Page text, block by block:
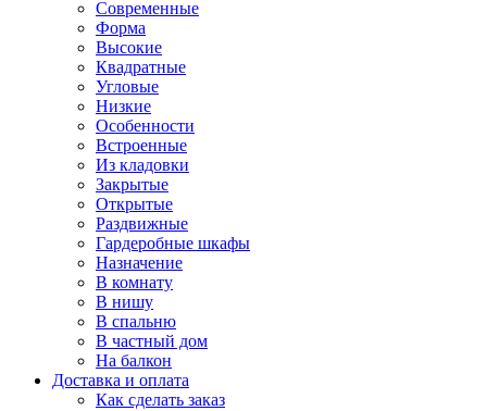
Современные
Форма
Высокие
Квадратные
Угловые
Низкие
Особенности
Встроенные
Из кладовки
Закрытые
Открытые
Раздвижные
Гардеробные шкафы
Назначение
В комнату
В нишу
В спальню
В частный дом
На балкон
Доставка и оплата
Как сделать заказ